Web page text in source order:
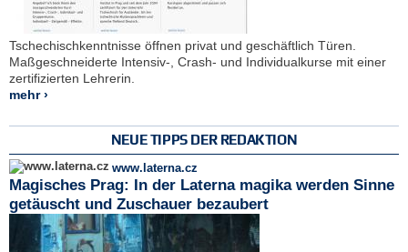
Tschechischkenntnisse öffnen privat und geschäftlich Türen.
Maßgeschneiderte Intensiv-, Crash- und Individualkurse mit einer
zertifizierten Lehrerin.
mehr ›
NEUE TIPPS DER REDAKTION
www.laterna.cz
Magisches Prag: In der Laterna magika werden Sinne
getäuscht und Zuschauer bezaubert